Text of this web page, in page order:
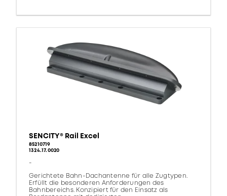
SENCITY® Rail Excel
85210719
1324.17.0020
-
Gerichtete Bahn-Dachantenne für alle Zugtypen.
Erfüllt die besonderen Anforderungen des
Bahnbereichs. Konzipiert für den Einsatz als